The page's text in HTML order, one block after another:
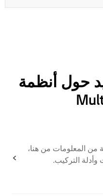
حول أنظمة
المعلومات من هنا،
وأدلة التركيب.